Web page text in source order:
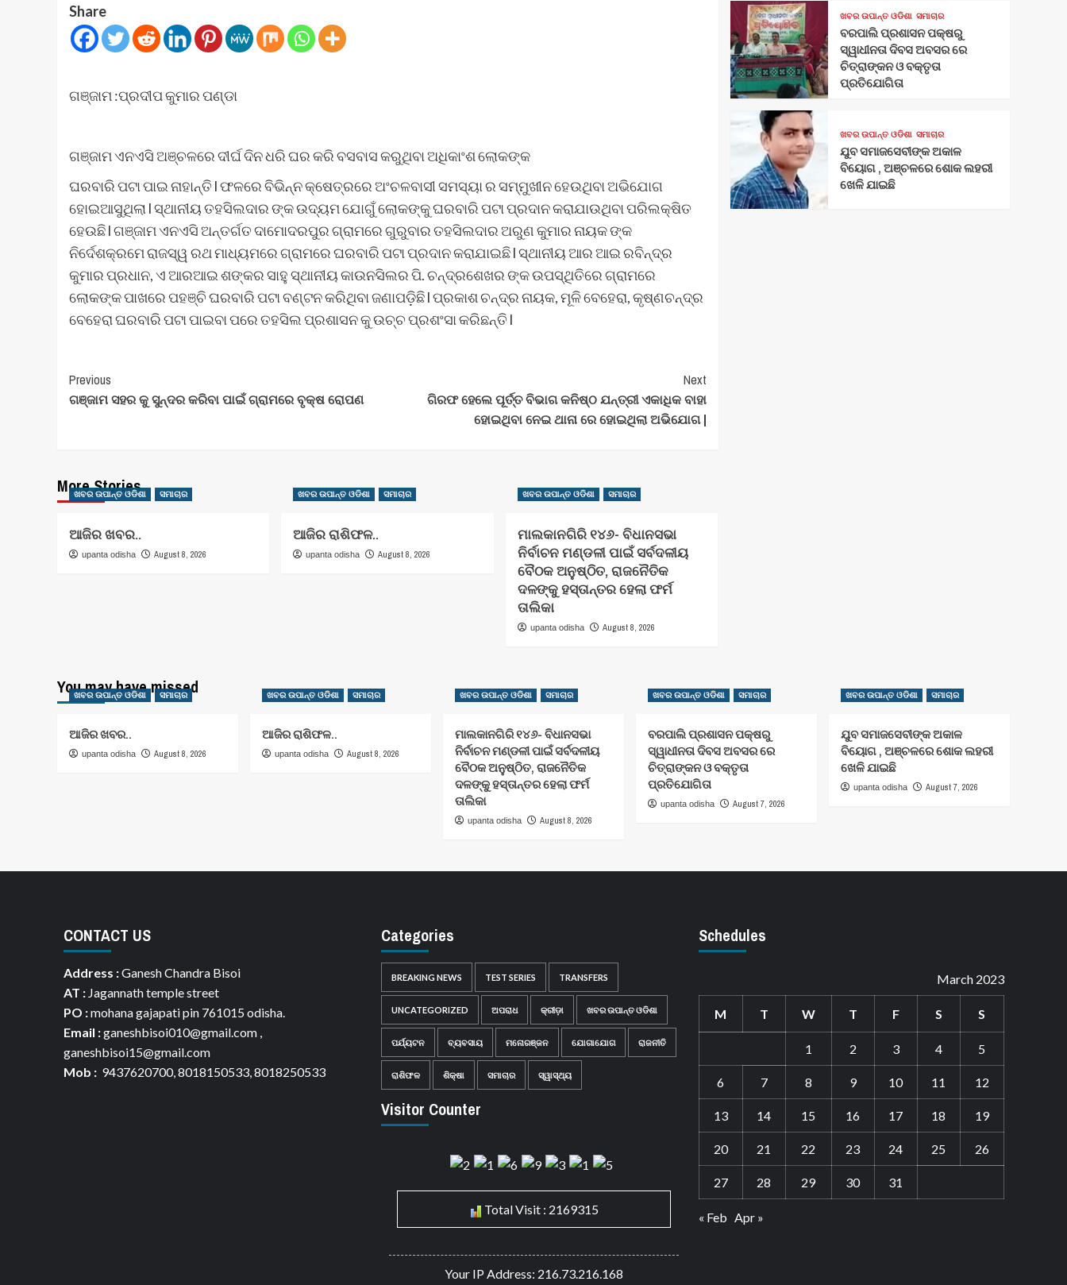
Share
ଗଞ୍ଜାମ :ପ୍ରଦୀପ କୁମାର ପଣ୍ଡା
ଗଞ୍ଜାମ ଏନଏସି ଅଞ୍ଚଳରେ ଦୀର୍ଘ ଦିନ ଧରି ଘର କରି ବସବାସ କରୁଥିବା ଅଧିକାଂଶ ଲୋକଙ୍କ
ଘରବାରି ପଟା ପାଇ ନାହାନ୍ତି l ଫଳରେ ବିଭିନ୍ନ କ୍ଷେତ୍ରରେ ଅଂଚଳବାସୀ ସମସ୍ୟା ର ସମ୍ମୁଖୀନ ହେଉଥିବା ଅଭିଯୋଗ
ହୋଇଆସୁଥିଲା l ସ୍ଥାନୀୟ ତହସିଲଦାର ଙ୍କ ଉଦ୍ୟମ ଯୋଗୁଁ ଲୋକଙ୍କୁ ଘରବାରି ପଟା ପ୍ରଦାନ କରାଯାଉଥିବା ପରିଲକ୍ଷିତ
ହେଉଛି l ଗଞ୍ଜାମ ଏନଏସି ଅନ୍ତର୍ଗତ ଦାମୋଦରପୁର ଗ୍ରାମରେ ଗୁରୁବାର ତହସିଲଦାର ଅରୁଣ କୁମାର ନାୟକ ଙ୍କ
ନିର୍ଦେଶକ୍ରମେ ରାଜସ୍ୱ ରଥ ମାଧ୍ୟମରେ ଗ୍ରାମରେ ଘରବାରି ପଟା ପ୍ରଦାନ କରାଯାଇଛି l ସ୍ଥାନୀୟ ଆର ଆଇ ରବିନ୍ଦ୍ର
କୁମାର ପ୍ରଧାନ, ଏ ଆରଆଇ ଶଙ୍କର ସାହୁ ସ୍ଥାନୀୟ କାଉନସିଲର ପି. ଚନ୍ଦ୍ରଶେଖର ଙ୍କ ଉପସ୍ଥିତିରେ ଗ୍ରାମରେ
ଲୋକଙ୍କ ପାଖରେ ପହଞ୍ଚି ଘରବାରି ପଟା ବଣ୍ଟନ କରିଥିବା ଜଣାପଡ଼ିଛି l ପ୍ରକାଶ ଚନ୍ଦ୍ର ନାୟକ, ମୂଳି ବେହେରା, କୃଷ୍ଣଚନ୍ଦ୍ର
ବେହେରା ଘରବାରି ପଟା ପାଇବା ପରେ ତହସିଲ ପ୍ରଶାସନ କୁ ଉଚ୍ଚ ପ୍ରଶଂସା କରିଛନ୍ତି l
Post
Navigation
Previous
ଗଞ୍ଜାମ ସହର କୁ ସୁନ୍ଦର କରିବା ପାଇଁ ଗ୍ରାମରେ ବୃକ୍ଷ ରୋପଣ
Next
ଗିରଫ ହେଲେ ପୂର୍ତ୍ତ ବିଭାଗ କନିଷ୍ଠ ଯନ୍ତ୍ରୀ ଏକାଧିକ ବାହା
ହୋଇଥିବା ନେଇ ଥାନା ରେ ହୋଇଥିଲା ଅଭିଯୋଗ |
More Stories
ଖବର ଉପାନ୍ତ ଓଡିଶା ସମାଚାର
ଆଜିର ଖବର..
upanta odisha August 8, 2026
ଖବର ଉପାନ୍ତ ଓଡିଶା ସମାଚାର
ଆଜିର ରାଶିଫଳ..
upanta odisha August 8, 2026
ଖବର ଉପାନ୍ତ ଓଡିଶା ସମାଚାର
ମାଲକାନଗିରି ୧୪୬- ବିଧାନସଭା
ନିର୍ବାଚନ ମଣ୍ଡଳୀ ପାଇଁ ସର୍ବଦଳୀୟ
ବୈଠକ ଅନୁଷ୍ଠିତ, ରାଜନୈତିକ
ଦଳଙ୍କୁ ହସ୍ତାନ୍ତର ହେଲା ଫର୍ମ
ତାଲିକା
upanta odisha August 8, 2026
ଖବର ଉପାନ୍ତ ଓଡିଶା ସମାଚାର
ବରପାଲି ପ୍ରଶାସନ ପକ୍ଷରୁ
ସ୍ୱାଧୀନତା ଦିବସ ଅବସର ରେ
ଚିତ୍ରାଙ୍କନ ଓ ବକ୍ତୃତା
ପ୍ରତିଯୋଗିତା
ଖବର ଉପାନ୍ତ ଓଡିଶା ସମାଚାର
ଯୁବ ସମାଜସେବୀଙ୍କ ଅକାଳ
ବିୟୋଗ , ଅଞ୍ଚଳରେ ଶୋକ ଲହରୀ
ଖେଳି ଯାଇଛି
You may have missed
ଖବର ଉପାନ୍ତ ଓଡିଶା ସମାଚାର
ଆଜିର ଖବର..
upanta odisha August 8, 2026
ଖବର ଉପାନ୍ତ ଓଡିଶା ସମାଚାର
ଆଜିର ରାଶିଫଳ..
upanta odisha August 8, 2026
ଖବର ଉପାନ୍ତ ଓଡିଶା ସମାଚାର
ମାଲକାନଗିରି ୧୪୬- ବିଧାନସଭା
ନିର୍ବାଚନ ମଣ୍ଡଳୀ ପାଇଁ ସର୍ବଦଳୀୟ
ବୈଠକ ଅନୁଷ୍ଠିତ, ରାଜନୈତିକ
ଦଳଙ୍କୁ ହସ୍ତାନ୍ତର ହେଲା ଫର୍ମ
ତାଲିକା
upanta odisha August 8, 2026
ଖବର ଉପାନ୍ତ ଓଡିଶା ସମାଚାର
ବରପାଲି ପ୍ରଶାସନ ପକ୍ଷରୁ
ସ୍ୱାଧୀନତା ଦିବସ ଅବସର ରେ
ଚିତ୍ରାଙ୍କନ ଓ ବକ୍ତୃତା
ପ୍ରତିଯୋଗିତା
upanta odisha August 7, 2026
ଖବର ଉପାନ୍ତ ଓଡିଶା ସମାଚାର
ଯୁବ ସମାଜସେବୀଙ୍କ ଅକାଳ
ବିୟୋଗ , ଅଞ୍ଚଳରେ ଶୋକ ଲହରୀ
ଖେଳି ଯାଇଛି
upanta odisha August 7, 2026
CONTACT US
Address :Ganesh Chandra Bisoi
AT :Jagannath temple street
PO :mohana gajapati pin 761015 odisha.
Email :ganeshbisoi010@gmail.com ,
ganeshbisoi15@gmail.com
Mob :9437620700, 8018150533, 8018250533
Categories
BREAKING NEWS TEST SERIES TRANSFERS
UNCATEGORIZED ଅପରାଧ କ୍ରୀଡ଼ା ଖବର ଉପାନ୍ତ ଓଡିଶା
ପର୍ଯ୍ୟଟନ ବ୍ୟବସାୟ ମନୋରଞ୍ଜନ ଯୋଗାଯୋଗ ରାଜନୀତି
ରାଶିଫଳ ଶିକ୍ଷା ସମାଚାର ସ୍ୱାସ୍ଥ୍ୟ
Visitor Counter
Total Visit : 2169315
Your IP Address: 216.73.216.168
Schedules
March 2023
M T W T F S S
1 2 3 4 5
6 7 8 9 10 11 12
13 14 15 16 17 18 19
20 21 22 23 24 25 26
27 28 29 30 31
« Feb Apr »